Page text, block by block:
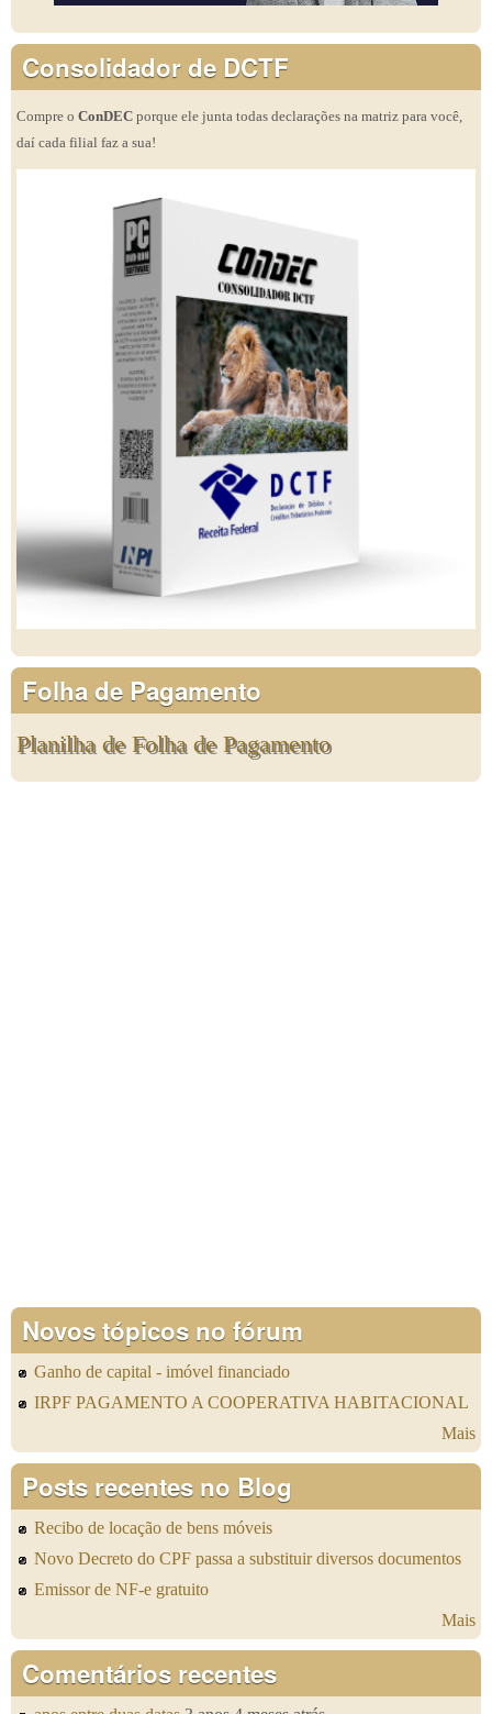
Consolidador de DCTF
Compre o ConDEC porque ele junta todas declarações na matriz para você,
daí cada filial faz a sua!
Folha de Pagamento
Planilha de Folha de Pagamento
Novos tópicos no fórum
Ganho de capital - imóvel financiado
IRPF PAGAMENTO A COOPERATIVA HABITACIONAL
Mais
Posts recentes no Blog
Recibo de locação de bens móveis
Novo Decreto do CPF passa a substituir diversos documentos
Emissor de NF-e gratuito
Mais
Comentários recentes